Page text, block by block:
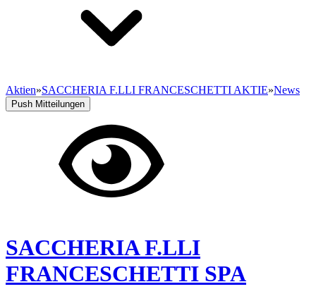
Aktien»SACCHERIA F.LLI FRANCESCHETTI AKTIE»News
Push Mitteilungen
SACCHERIA F.LLI
FRANCESCHETTI SPA